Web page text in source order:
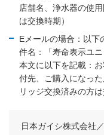
店舗名、浄水器の使
は交換時期）
Eメールの場合：以下
件名：「寿命表示ユニ
本文に以下を記載：
付先、ご購入になっ
リッジ交換済みの方は
日本ガイシ株式会社